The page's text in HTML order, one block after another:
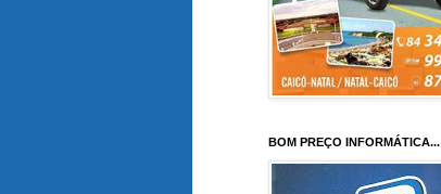
BOM PREÇO INFORMÁTICA...